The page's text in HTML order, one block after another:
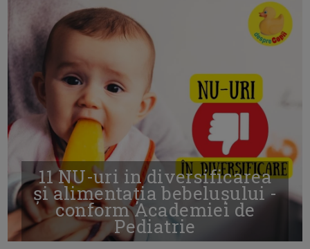
11 NU-uri in diversificarea
și alimentația bebelușului -
conform Academiei de
Pediatrie